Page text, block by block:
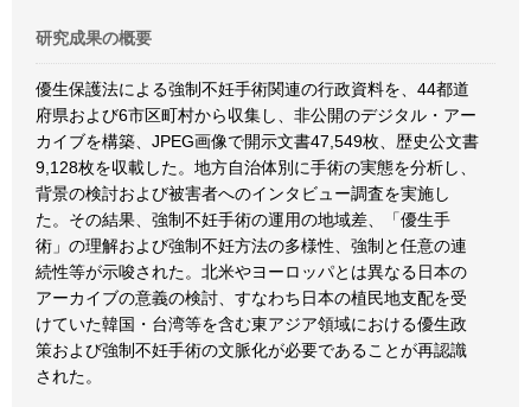
研究成果の概要
優生保護法による強制不妊手術関連の行政資料を、44都道
府県および6市区町村から収集し、非公開のデジタル・アー
カイブを構築、JPEG画像で開示文書47,549枚、歴史公文書
9,128枚を収載した。地方自治体別に手術の実態を分析し、
背景の検討および被害者へのインタビュー調査を実施し
た。その結果、強制不妊手術の運用の地域差、「優生手
術」の理解および強制不妊方法の多様性、強制と任意の連
続性等が示唆された。北米やヨーロッパとは異なる日本の
アーカイブの意義の検討、すなわち日本の植民地支配を受
けていた韓国・台湾等を含む東アジア領域における優生政
策および強制不妊手術の文脈化が必要であることが再認識
された。